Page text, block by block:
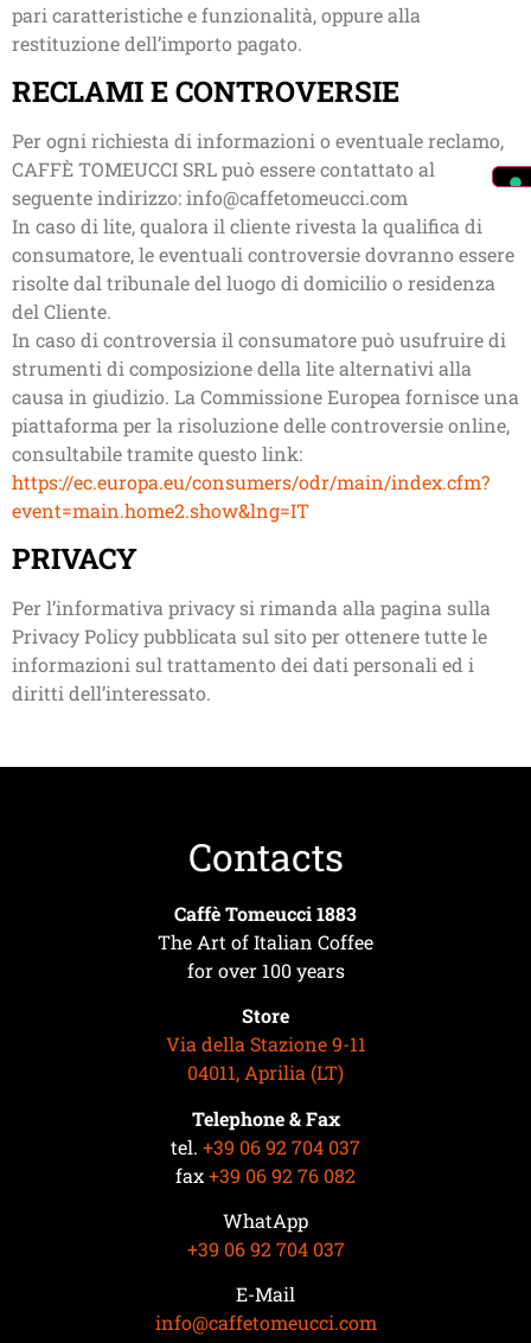
pari caratteristiche e funzionalità, oppure alla
restituzione dell’importo pagato.
RECLAMI E CONTROVERSIE
Per ogni richiesta di informazioni o eventuale reclamo,
CAFFÈ TOMEUCCI SRL può essere contattato al
seguente indirizzo: info@caffetomeucci.com
In caso di lite, qualora il cliente rivesta la qualifica di
consumatore, le eventuali controversie dovranno essere
risolte dal tribunale del luogo di domicilio o residenza
del Cliente.
In caso di controversia il consumatore può usufruire di
strumenti di composizione della lite alternativi alla
causa in giudizio. La Commissione Europea fornisce una
piattaforma per la risoluzione delle controversie online,
consultabile tramite questo link:
https://ec.europa.eu/consumers/odr/main/index.cfm?
event=main.home2.show&lng=IT
PRIVACY
Per l’informativa privacy si rimanda alla pagina sulla
Privacy Policy pubblicata sul sito per ottenere tutte le
informazioni sul trattamento dei dati personali ed i
diritti dell’interessato.
Contacts
Caffè Tomeucci 1883
The Art of Italian Coffee
for over 100 years
Store
Via della Stazione 9-11
04011, Aprilia (LT)
Telephone & Fax
tel. +39 06 92 704 037
fax+39 06 92 76 082
WhatApp
+39 06 92 704 037
E-Mail
info@caffetomeucci.com